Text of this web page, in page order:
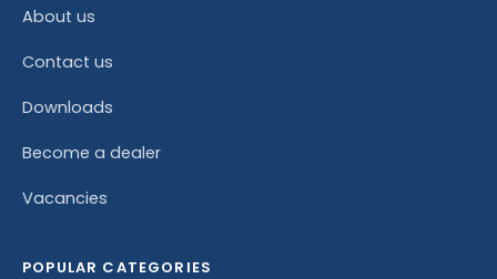
About us
Contact us
Downloads
Become a dealer
Vacancies
POPULAR CATEGORIES